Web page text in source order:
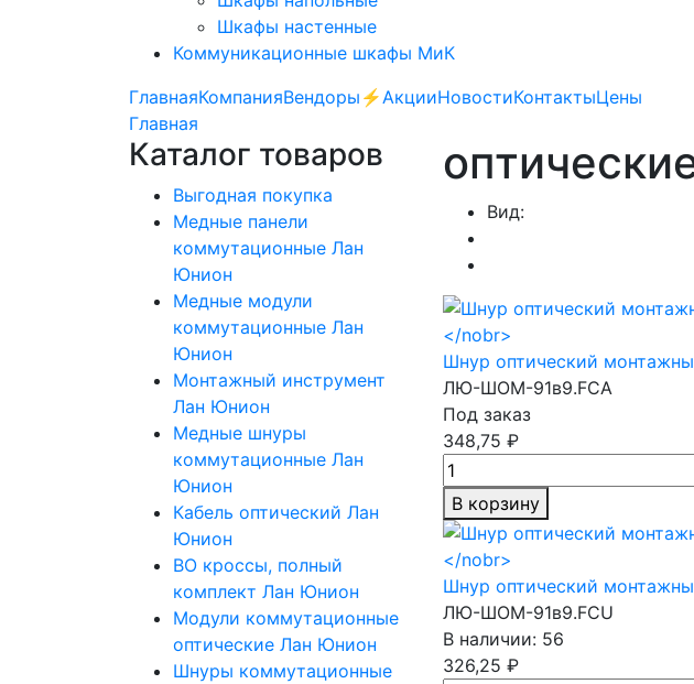
Шкафы настенные
Коммуникационные шкафы МиК
ГлавнаяКомпанияВендоры ⚡️АкцииНовостиКонтактыЦены
Главная
Каталог товаров
Выгодная покупка
Медные панели
коммутационные Лан
Юнион
Медные модули
коммутационные Лан
Юнион
Монтажный инструмент
Лан Юнион
Медные шнуры
коммутационные Лан
Юнион
Кабель оптический Лан
Юнион
ВО кроссы, полный
комплект Лан Юнион
Модули коммутационные
оптические Лан Юнион
Шнуры коммутационные
Вид:
Шнур оптический
ЛЮ-ШОМ-91в9.FCA
Под заказ
348,75 ₽
В корзину
Шнур оптический
ЛЮ-ШОМ-91в9.FCU
В наличии: 56
326,25 ₽